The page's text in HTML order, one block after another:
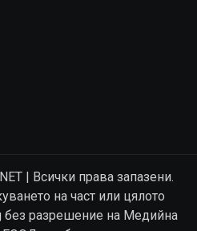
| Всички права запазени.
на част или цялото
без разрешение на Медийна